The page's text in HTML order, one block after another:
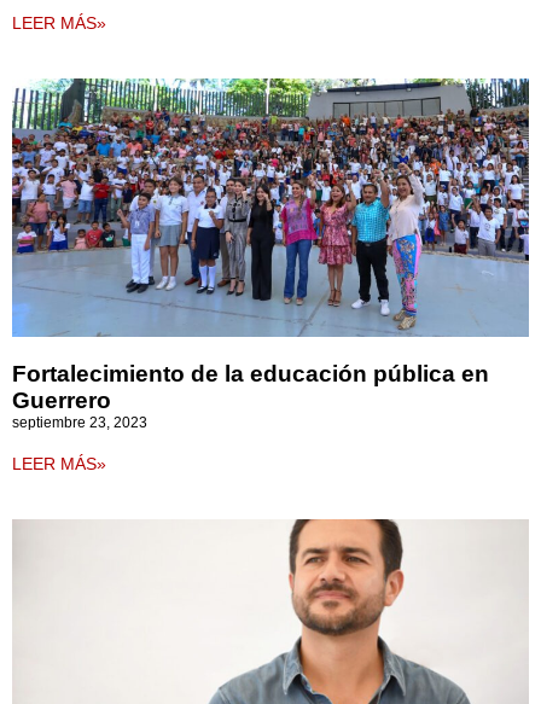
LEER MÁS»
Fortalecimiento de la educación pública en
Guerrero
septiembre 23, 2023
LEER MÁS»